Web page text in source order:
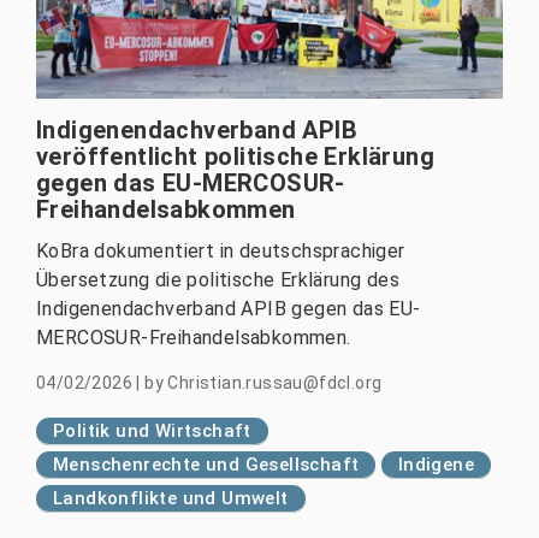
Indigenendachverband APIB
veröffentlicht politische Erklärung
gegen das EU-MERCOSUR-
Freihandelsabkommen
KoBra dokumentiert in deutschsprachiger
Übersetzung die politische Erklärung des
Indigenendachverband APIB gegen das EU-
MERCOSUR-Freihandelsabkommen.
04/02/2026 byChristian.russau@fdcl.org
Politik und Wirtschaft
Menschenrechte und Gesellschaft
Indigene
Landkonflikte und Umwelt